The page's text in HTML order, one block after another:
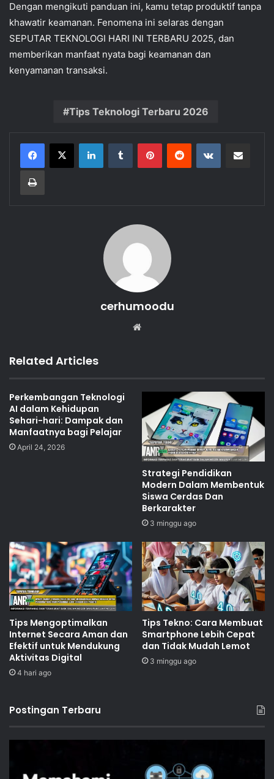
Dengan mengikuti panduan ini, kamu tetap produktif tanpa
khawatir keamanan. Fenomena ini selaras dengan
SEPUTAR TEKNOLOGI HARI INI TERBARU 2025, dan
memberikan manfaat nyata bagi keamanan dan
kenyamanan transaksi.
Tips Teknologi Terbaru 2026
LinkedInTumblr PinterestReddit VKontakte
Print
cerhumoodu
Related Articles
Perkembangan Teknologi
AI dalam Kehidupan
Sehari-hari: Dampak dan
Manfaatnya bagi Pelajar
April 24, 2026
Strategi Pendidikan
Modern Dalam Membentuk
Siswa Cerdas Dan
Berkarakter
3 minggu ago
Tips Mengoptimalkan
Internet Secara Aman dan
Efektif untuk Mendukung
Aktivitas Digital
4 hari ago
Tips Tekno: Cara Membuat
Smartphone Lebih Cepat
dan Tidak Mudah Lemot
3 minggu ago
Postingan Terbaru